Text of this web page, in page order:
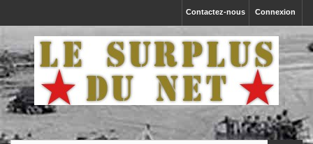
Connexion
Contactez-nous